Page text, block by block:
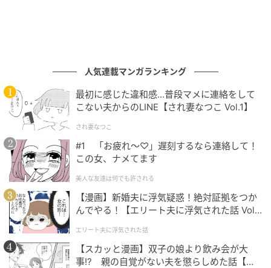
米のふっくらした炊きあがり、海苔のパリパリ食感、
それぞれの具材に合わせた味付けなど、たくさんの人
が「完成度の高さ」を実感しています。
具材の種類が豊富でどれも新鮮で味が安定している点が魅力で
す。ご飯の炊き加減や塩加減も絶妙で、食感がよく飽きずに食
べられます。さらに、期間限定や地域限定の具材も楽しめるの
で、毎回選ぶ楽しみがある点もクオリティの高さを感じる理由
です。（69歳/男性）
人気連載マンガランキング
最初に感じた違和感…普段マメに連絡をして
こない夫からのLINE【され妻なつこ Vol.1】
され妻なつこ
#1 「お疲れ〜♡」遅刻するなら連絡して！
この女、ナメてます
美人な友達は何でも許される
【漫画】新婚夫に浮気疑惑！絶対証拠をつか
んでやる！【エリート夫に浮気された話 Vol.
エリート夫に浮気された話
【スカッと漫画】双子の娘より飲み会が大
事!? 親の自覚がない夫を懲らしめた話【第1